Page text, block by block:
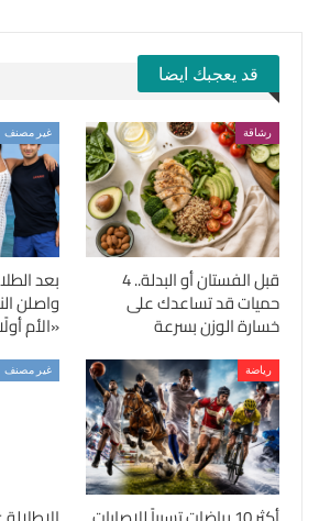
قد يعجبك ايضا
رشاقة
قبل الفستان أو البدلة.. 4
حميات قد تساعدك على
خسارة الوزن بسرعة
غير مصنف
بعد
واصلن
«الأم
رياضة غير مصنف